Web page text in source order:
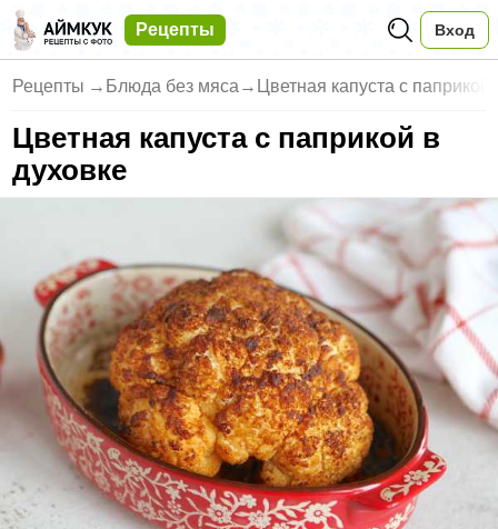
Рецепты Вход
Рецепты → Блюда без мяса → Цветная капуста с паприкой
Цветная капуста с паприкой в
духовке